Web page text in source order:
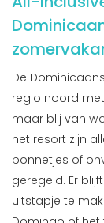
De
regio noord
maar blij van
het resort zijn
bonnetjes of
geregeld. Er
uitstapje te